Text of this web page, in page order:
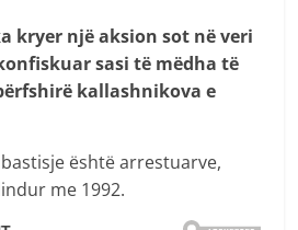
kryer një aksion sot në veri
sasi të mëdha të
kallashnikova e
është arrestuarve,
me 1992.